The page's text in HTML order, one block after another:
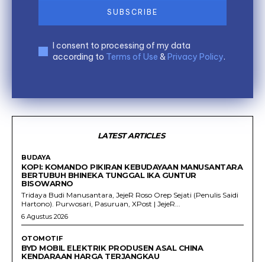
SUBSCRIBE
I consent to processing of my data
according to Terms of Use &Privacy Policy.
LATEST ARTICLES
BUDAYA
KOPI: KOMANDO PIKIRAN KEBUDAYAAN MANUSANTARA
BERTUBUH BHINEKA TUNGGAL IKA GUNTUR
BISOWARNO
Tridaya Budi Manusantara, JejeR Roso Orep Sejati (Penulis Saidi
Hartono). Purwosari, Pasuruan, XPost | JejeR...
6 Agustus 2026
OTOMOTIF
BYD MOBIL ELEKTRIK PRODUSEN ASAL CHINA
KENDARAAN HARGA TERJANGKAU